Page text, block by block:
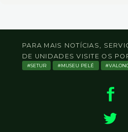
PARA MAIS NOTÍCIAS,
DE UNIDADES VISITE OS
SETUR MUSEU PELÉ